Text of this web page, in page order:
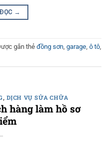
→
gắn thẻđồng sơn garage ô tô
, DỊCH VỤ SỬA CHỮA
hàng làm hồ sơ